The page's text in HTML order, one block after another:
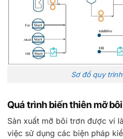
Sơ đồ quy
Quá trình biến thiên mỡ
Sản xuất mỡ bôi trơn được ví
việc sử dụng các biện pháp